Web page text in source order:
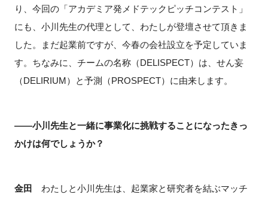
り、今回の「アカデミア発メドテックピッチコンテスト」
にも、小川先生の代理として、わたしが登壇させて頂きま
した。まだ起業前ですが、今春の会社設立を予定していま
す。ちなみに、チームの名称（DELISPECT）は、せん妄
（DELIRIUM）と予測（PROSPECT）に由来します。
――小川先生と一緒に事業化に挑戦することになったきっ
かけは何でしょうか？
金田
わたしと小川先生は、起業家と研究者を結ぶマッチ